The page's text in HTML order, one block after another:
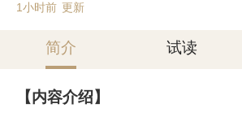
1小时前 更新
简介 试读
【内容介绍】